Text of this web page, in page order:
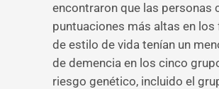
encontraron que las personas
puntuaciones más altas en
de estilo de vida tenían un
de demencia en los cinco
riesgo genético, incluido el